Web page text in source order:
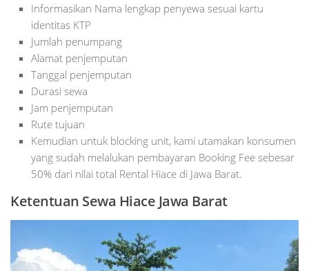
Informasikan Nama lengkap penyewa sesuai kartu
identitas KTP
Jumlah penumpang
Alamat penjemputan
Tanggal penjemputan
Durasi sewa
Jam penjemputan
Rute tujuan
Kemudian untuk blocking unit, kami utamakan konsumen
yang sudah melalukan pembayaran Booking Fee sebesar
50% dari nilai total Rental Hiace di Jawa Barat.
Ketentuan Sewa Hiace Jawa Barat